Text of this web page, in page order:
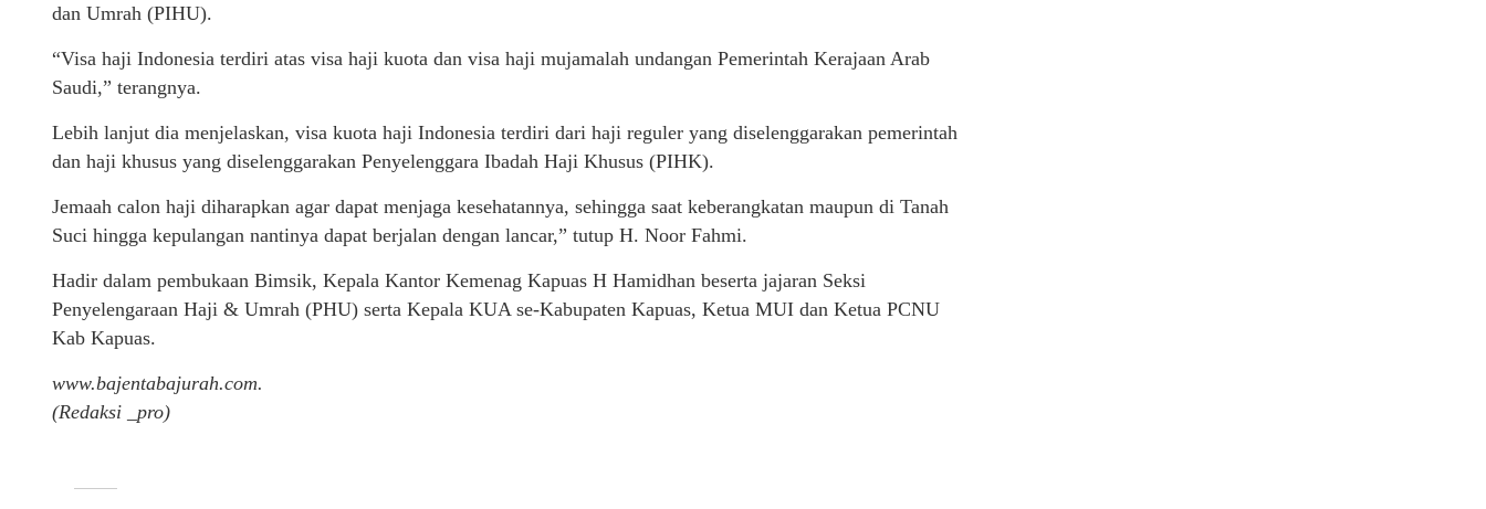
dan Umrah (PIHU).
“Visa haji Indonesia terdiri atas visa haji kuota dan visa haji mujamalah undangan Pemerintah Kerajaan Arab
Saudi,” terangnya.
Lebih lanjut dia menjelaskan, visa kuota haji Indonesia terdiri dari haji reguler yang diselenggarakan pemerintah
dan haji khusus yang diselenggarakan Penyelenggara Ibadah Haji Khusus (PIHK).
Jemaah calon haji diharapkan agar dapat menjaga kesehatannya, sehingga saat keberangkatan maupun di Tanah
Suci hingga kepulangan nantinya dapat berjalan dengan lancar,” tutup H. Noor Fahmi.
Hadir dalam pembukaan Bimsik, Kepala Kantor Kemenag Kapuas H Hamidhan beserta jajaran Seksi
Penyelengaraan Haji & Umrah (PHU) serta Kepala KUA se-Kabupaten Kapuas, Ketua MUI dan Ketua PCNU
Kab Kapuas.
www.bajentabajurah.com.
(Redaksi _pro)